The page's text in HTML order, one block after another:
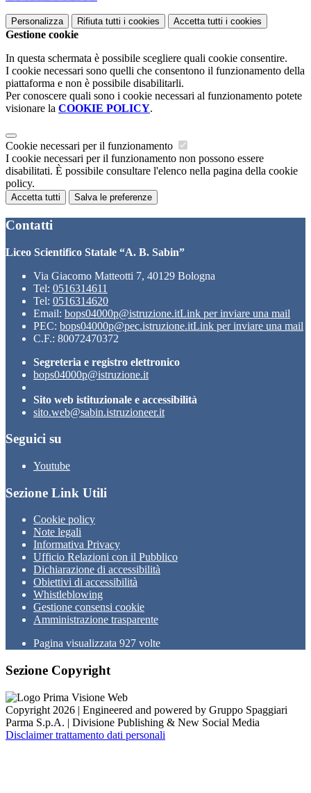
Personalizza Rifiuta tutti i cookies Accetta tutti i cookies
Gestione cookie
In questa schermata è possibile scegliere quali cookie consentire.
I cookie necessari sono quelli che consentono il funzionamento della
piattaforma e non è possibile disabilitarli.
Per conoscere quali sono i cookie necessari al funzionamento potete
visionare la COOKIE POLICY.
Cookie necessari per il funzionamento
I cookie necessari per il funzionamento non possono essere
disabilitati. È possibile consultare l'elenco nella pagina della cookie
policy.
Accetta tutti Salva le preferenze
Contatti
Liceo Scientifico Statale “A. B. Sabin”
Via Giacomo Matteotti 7, 40129 Bologna
Tel: 0516314611
Tel: 0516314620
Email: bops04000p@istruzione.itLink per inviare una mail
PEC: bops04000p@pec.istruzione.itLink per inviare una mail
C.F.: 80072470372
Segreteria e registro elettronico
bops04000p@istruzione.it
Sito web istituzionale e accessibilità
sito.web@sabin.istruzioneer.it
Seguici su
Youtube
Sezione Link Utili
Cookie policy
Note legali
Informativa Privacy
Ufficio Relazioni con il Pubblico
Dichiarazione di accessibilità
Obiettivi di accessibilità
Whistleblowing
Gestione consensi cookie
Amministrazione trasparente
Pagina visualizzata 927 volte
Sezione Copyright
Copyright 2026 | Engineered and powered by Gruppo Spaggiari
Parma S.p.A. | Divisione Publishing & New Social Media
Disclaimer trattamento dati personali